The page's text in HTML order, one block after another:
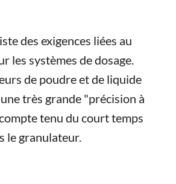
des exigences liées au
les systèmes de dosage.
de poudre et de liquide
très grande "précision à
tenu du court temps
le granulateur.